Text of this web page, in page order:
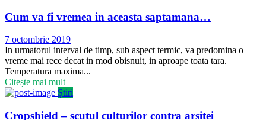
Cum va fi vremea in aceasta saptamana…
Publicat
pe
7 octombrie 2019
In urmatorul interval de timp, sub aspect termic, va predomina o
vreme mai rece decat in mod obisnuit, in aproape toata tara.
Temperatura maxima...
Citește mai mult
Știri
Cropshield – scutul culturilor contra arsitei